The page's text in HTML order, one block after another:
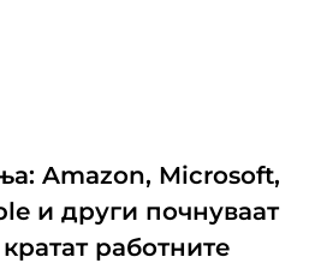
Amazon, Microsoft,
и други почнуваат
работните